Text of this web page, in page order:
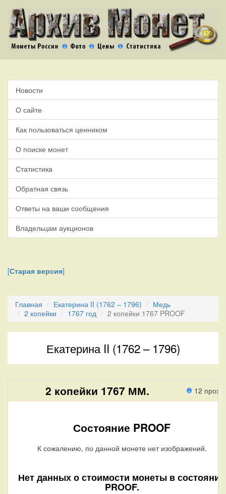
Новости
О сайте
Как пользоваться ценником
О поиске монет
Статистика
Обратная связь
Ответы на ваши сообщения
Владельцам аукционов
[Старая версия]
Главная Екатерина II (1762 – 1796)
Медь
2 копейки
1767 год 2 копейки 1767 PROOF
Екатерина II (1762 – 1796)
12
2 копейки 1767 ММ.
Состояние PROOF
К сожалению, по данной монете нет изображений.
Нет данных о стоимости монеты в состоянии
PROOF.